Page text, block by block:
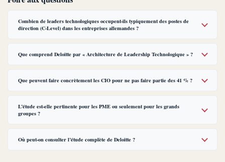
Combien de leaders technologiques occupent-ils typiquement des postes de
direction (C-Level) dans les entreprises allemandes ?
Que comprend Deloitte par « Architecture de Leadership Technologique » ?
Que peuvent faire concrètement les CIO pour ne pas faire partie des 41 % ?
L’étude est-elle pertinente pour les PME ou seulement pour les grands
groupes ?
Où peut-on consulter l’étude complète de Deloitte ?